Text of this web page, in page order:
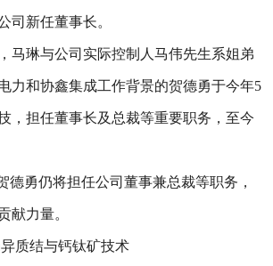
司新任董事长。
马琳与公司实际控制人马伟先生系姐弟
力和协鑫集成工作背景的贺德勇于今年5
，担任董事长及总裁等重要职务，至今
德勇仍将担任公司董事兼总裁等职务，
献力量。
质结与钙钛矿技术